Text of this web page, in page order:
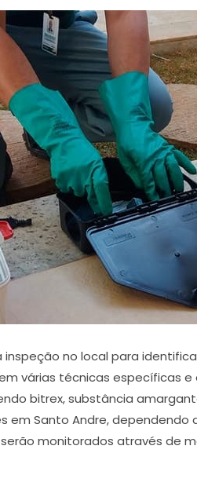
inspeção no local para
várias técnicas específicas
bitrex, substância
em Santo Andre,
monitorados através de